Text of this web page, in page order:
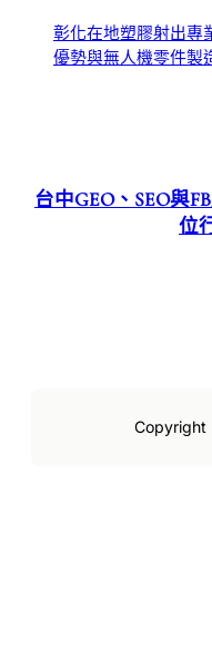
彰化在地塑膠射出專
優勢與無人機零件製
台中GEO、SEO與
位
Copyright